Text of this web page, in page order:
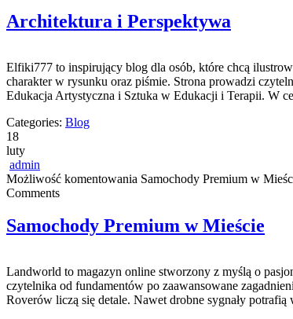
Architektura i Perspektywa
Elfiki777 to inspirujący blog dla osób, które chcą
charakter w rysunku oraz piśmie. Strona prowadzi
Edukacja Artystyczna i Sztuka w Edukacji i Terapii. W
Categories: Blog
18
luty
admin
Możliwość komentowania Samochody Premium w
Comments
Samochody Premium w Mieście
Landworld to magazyn online stworzony z myślą o
czytelnika od fundamentów po zaawansowane
Roverów liczą się detale. Nawet drobne sygnały